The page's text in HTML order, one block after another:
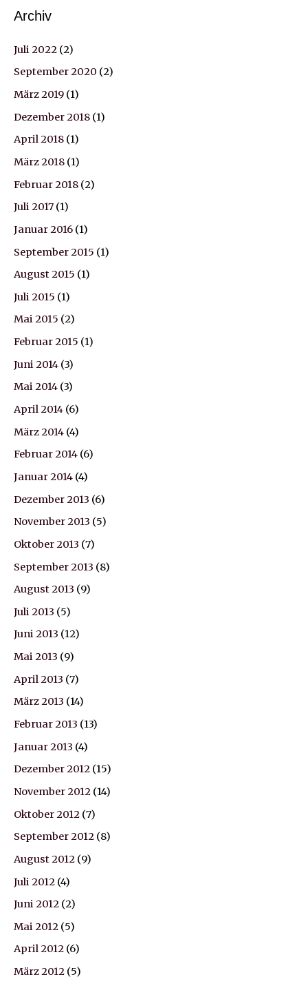
Archiv
Juli 2022 (2)
September 2020 (2)
März 2019 (1)
Dezember 2018 (1)
April 2018 (1)
März 2018 (1)
Februar 2018 (2)
Juli 2017 (1)
Januar 2016 (1)
September 2015 (1)
August 2015 (1)
Juli 2015 (1)
Mai 2015 (2)
Februar 2015 (1)
Juni 2014 (3)
Mai 2014 (3)
April 2014 (6)
März 2014 (4)
Februar 2014 (6)
Januar 2014 (4)
Dezember 2013 (6)
November 2013 (5)
Oktober 2013 (7)
September 2013 (8)
August 2013 (9)
Juli 2013 (5)
Juni 2013 (12)
Mai 2013 (9)
April 2013 (7)
März 2013 (14)
Februar 2013 (13)
Januar 2013 (4)
Dezember 2012 (15)
November 2012 (14)
Oktober 2012 (7)
September 2012 (8)
August 2012 (9)
Juli 2012 (4)
Juni 2012 (2)
Mai 2012 (5)
April 2012 (6)
März 2012 (5)